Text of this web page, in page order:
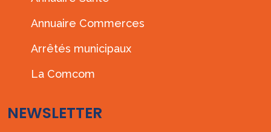
Annuaire Commerces
Arrêtés municipaux
La Comcom
NEWSLETTER